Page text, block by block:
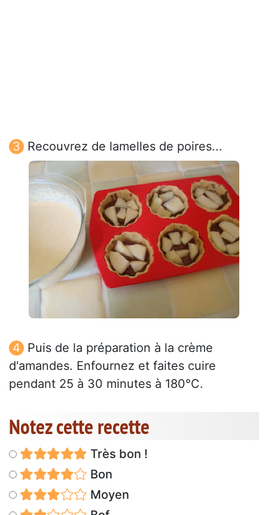
Recouvrez de lamelles de poires...
Puis de la préparation à la crème
d'amandes. Enfournez et faites cuire
pendant 25 à 30 minutes à 180°C.
Notez cette recette
Très bon !
Bon
Moyen